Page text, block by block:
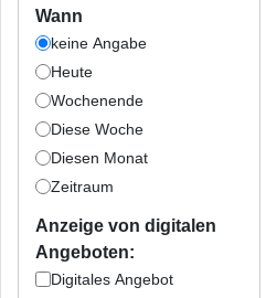
Wann
keine Angabe
Heute
Wochenende
Diese Woche
Diesen Monat
Zeitraum
Anzeige von digitalen
Angeboten:
Digitales Angebot